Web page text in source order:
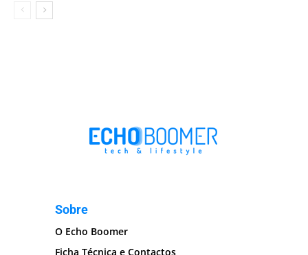
Sobre
O Echo Boomer
Ficha Técnica e Contactos